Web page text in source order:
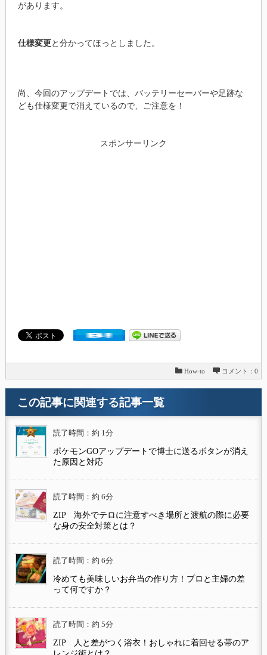
があります。
仕様変更と分かってほっとしました。
尚、今回のアップデートでは、バッテリーセーバーや足跡な
ども仕様変更で消えているので、ご注意を！
スポンサーリンク
How-to コメント：0
この記事に関連する記事一覧
読了時間：約 1分
ポケモンGOアップデートで博士に送るボタンが消え
た原因と対応
読了時間：約 6分
ZIP 海外でテロに注意すべき場所と渡航の際に必要
な身の安全対策とは？
読了時間：約 6分
冷めても美味しいお弁当の作り方！プロと主婦の差
って何ですか？
読了時間：約 5分
ZIP 人と差がつく浴衣！おしゃれに着回せる帯のア